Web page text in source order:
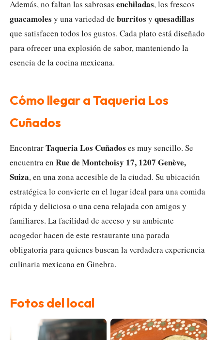
Además, no faltan las sabrosas enchiladas, los frescos
guacamoles y una variedad de burritos y quesadillas
que satisfacen todos los gustos. Cada plato está diseñado
para ofrecer una explosión de sabor, manteniendo la
esencia de la cocina mexicana.
Cómo llegar a Taqueria Los
Cuñados
EncontrarTaqueria Los Cuñados es muy sencillo. Se
encuentra en Rue de Montchoisy 17, 1207 Genève,
Suiza, en una zona accesible de la ciudad. Su ubicación
estratégica lo convierte en el lugar ideal para una comida
rápida y deliciosa o una cena relajada con amigos y
familiares. La facilidad de acceso y su ambiente
acogedor hacen de este restaurante una parada
obligatoria para quienes buscan la verdadera experiencia
culinaria mexicana en Ginebra.
Fotos del local